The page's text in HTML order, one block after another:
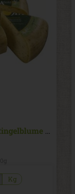
Sommerkäse mit Ringelblume Aurora Gold
Kg